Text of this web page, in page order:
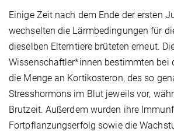
Einige Zeit nach dem Ende der ersten
wechselten die Lärmbedingungen für
dieselben Elterntiere brüteten erneut.
Wissenschaftler*innen bestimmten bei
die Menge an Kortikosteron, des so
Stresshormons im Blut jeweils vor,
Brutzeit. Außerdem wurden ihre
Fortpflanzungserfolg sowie die